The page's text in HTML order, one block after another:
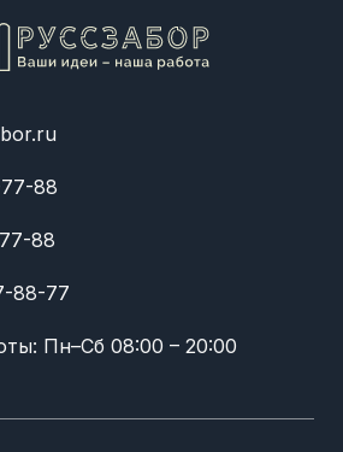
88
88
88-77
Пн–Сб 08:00 – 20:00